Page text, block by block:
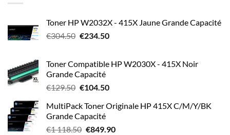
Toner HP W2032X - 415X Jaune Grande Capacité
€304.50 Le
était :
€304.50.
€234.50Le
est :
Toner Compatible HP W2030X - 415X Noir
Grande Capacité
€129.50 Le
initial
était :
€129.50.
€104.50Le
actuel
€104.50.
MultiPack Toner Originale HP 415X C/M/Y/BK
Grande Capacité
€1 118.50 Le
€849.90Le